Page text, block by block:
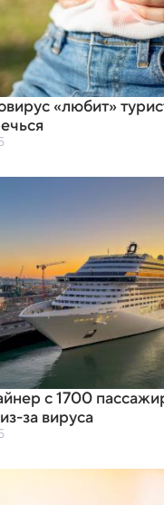
«любит»
с 1700
за вируса